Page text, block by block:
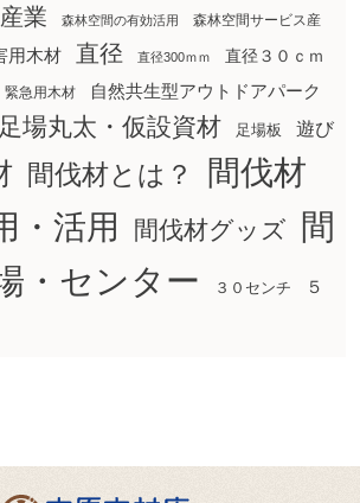
業 森林空間の有効活用 森林空間サービス産
用木材 直径 直径300ｍｍ 直径３０ｃｍ
緊急用木材 自然共生型アウトドアパーク
足場丸太・仮設資材 足場板 遊び
間伐材とは？
間伐材
・活用
間伐材グッズ
間
・センター
３０センチ
５